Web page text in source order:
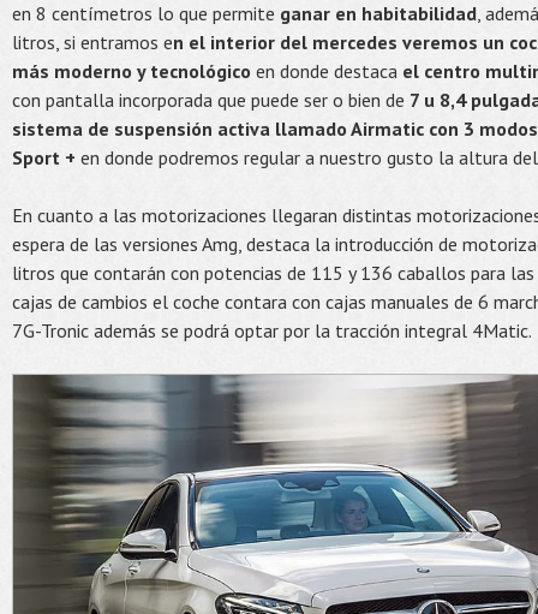
en 8 centímetros lo que permite ganar en habitabilidad,
litros, si entramos en el interior del mercedes veremos un
más moderno y tecnológico en donde destaca el centro
con pantalla incorporada que puede ser o bien de 7 u 8,4
sistema de suspensión activa llamado Airmatic con 3
Sport + en donde podremos regular a nuestro gusto la altura
En cuanto a las motorizaciones llegaran distintas
espera de las versiones Amg, destaca la introducción de
litros que contarán con potencias de 115 y 136 caballos para
cajas de cambios el coche contara con cajas manuales de 6
7G-Tronic además se podrá optar por la tracción integral 4Matic.